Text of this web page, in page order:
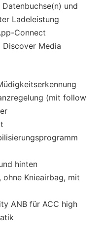
und
Ladeleistung
Connect
Media
(mit follow
hinten
ohne Knieairbag, mit
ANB für ACC high